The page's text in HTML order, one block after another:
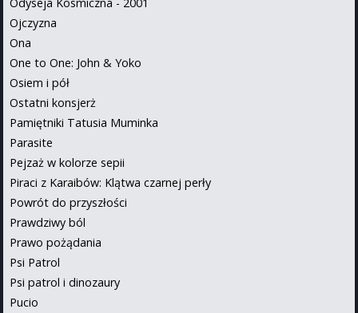
Ojczyzna
Ona
One to One: John & Yoko
Osiem i pół
Ostatni konsjerż
Pamiętniki Tatusia Muminka
Parasite
Pejzaż w kolorze sepii
Piraci z Karaibów: Klątwa czarnej perły
Powrót do przyszłości
Prawdziwy ból
Prawo pożądania
Psi Patrol
Psi patrol i dinozaury
Pucio